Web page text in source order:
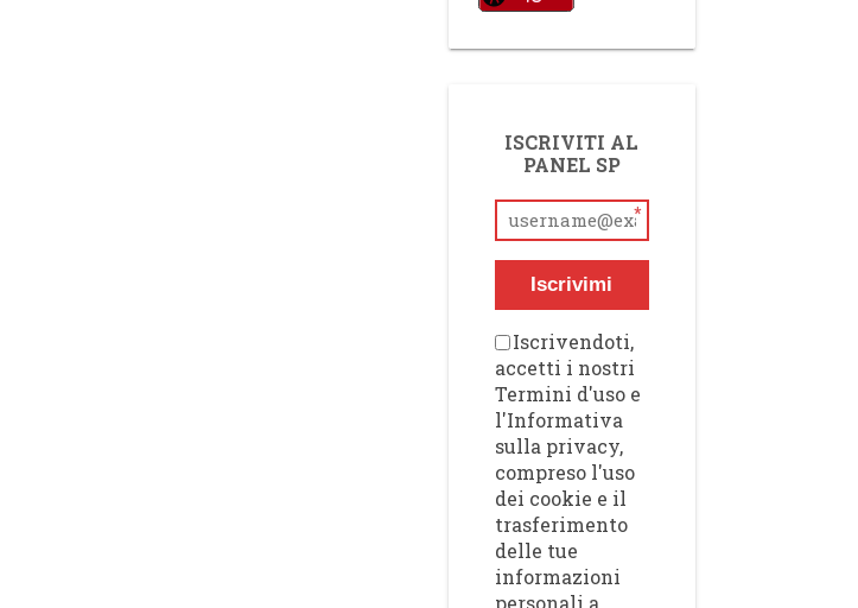
ISCRIVITI AL
PANEL SP
*
Iscrivimi
Iscrivendoti,
accetti i nostri
Termini d'uso e
l'Informativa
sulla privacy,
compreso l'uso
dei cookie e il
trasferimento
delle tue
informazioni
personali a